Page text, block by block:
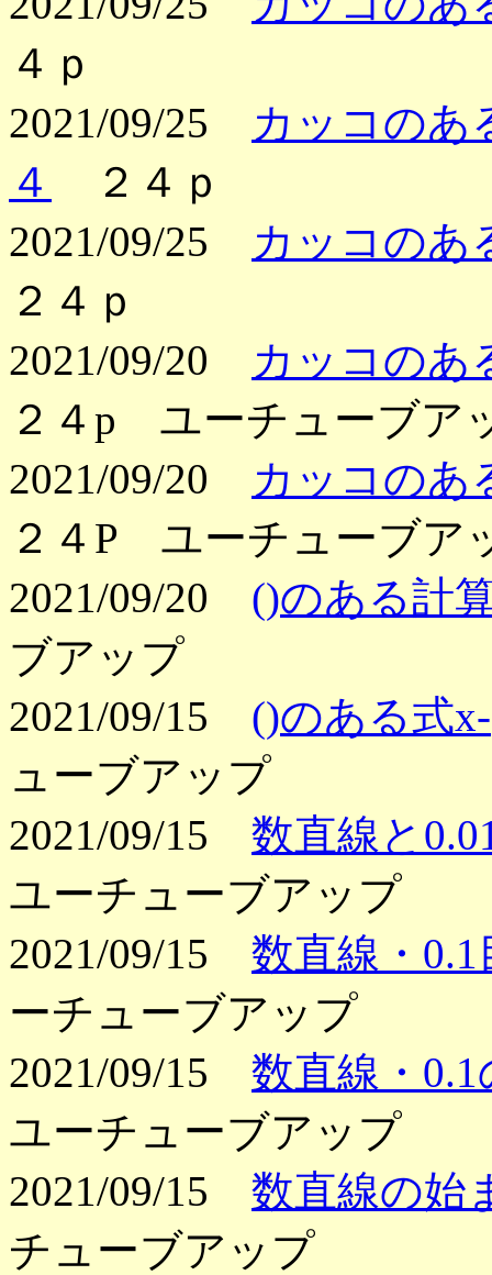
４ｐ
2021/09/25
カッコの
４
２４ｐ
2021/09/25
カッコの
２４ｐ
2021/09/20
カッコの
２４p ユーチューブア
2021/09/20
カッコの
２４P ユーチューブア
2021/09/20 ()のある計
ブアップ
2021/09/15 ()のある式
ューブアップ
2021/09/15 数直線と
ユーチューブアップ
2021/09/15 数直線・0.1
ーチューブアップ
2021/09/15 数直線・0.1
ユーチューブアップ
2021/09/15 数直線の始
チューブアップ